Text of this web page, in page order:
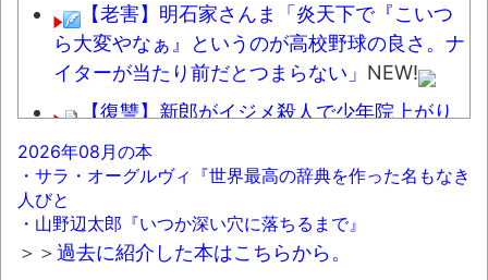
【老害】明石家さんま「炎天下で『こいつ
ら大変やなぁ』というのが高校野球の良さ。ナ
イターが当たり前だとつまらない」 NEW!
【復讐】新郎がイジメ殺人で少年院上がり
の結婚式。そこに被害者遺族が凸りとんでもな
い事をして新婦号泣、ゾッとする地獄絵図
に・・・
車で要らない装備、「電動シート」に決ま
る・・・ｗ NEW!
2026年08月の本
・サラ・オーグルヴィ『世界最高の辞典を作った名もなき
人びと
・山野辺太郎『いつか深い穴に落ちるまで』
＞＞過去に紹介した本はこちらから。